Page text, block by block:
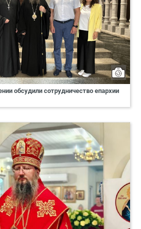
обсудили сотрудничество епархии